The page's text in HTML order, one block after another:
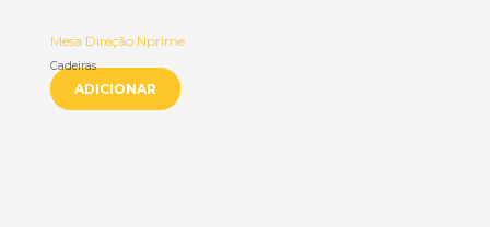
Mesa Direção Nprime
Cadeiras
ADICIONAR